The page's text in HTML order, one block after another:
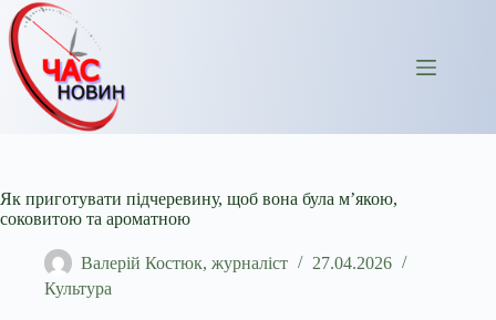
Перейти
до
вмісту
Як приготувати підчеревину, щоб вона була м’якою,
соковитою та ароматною
Валерій Костюк, журналіст
27.04.2026
Культура